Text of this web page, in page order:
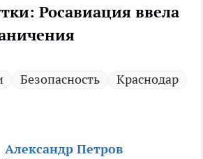
Росавиация ввела
Безопасность
Краснодар
Александр Петров